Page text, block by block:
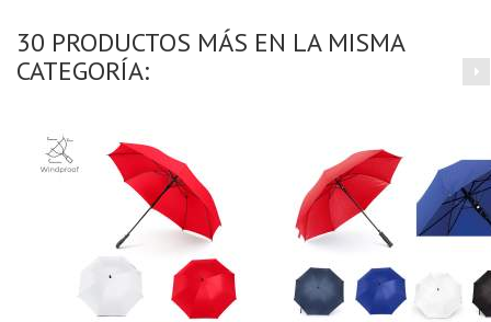
30 PRODUCTOS MÁS EN LA MISMA
CATEGORÍA: